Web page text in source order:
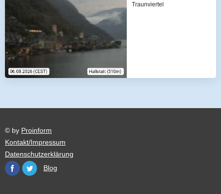
Traunviertel
© by Proinform
Kontakt/Impressum
Datenschutzerklärung
Blog